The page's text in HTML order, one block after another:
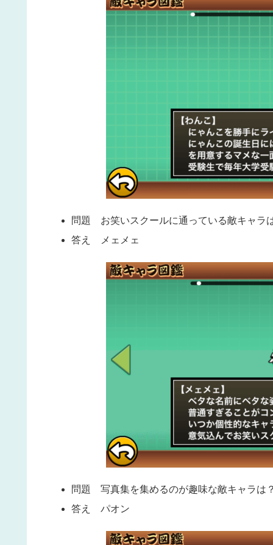
問題 お笑いスクールに通っている敵キャラ
答え メェメェ
問題 写真集を集めるのが趣味な敵キャラは
答え パオン